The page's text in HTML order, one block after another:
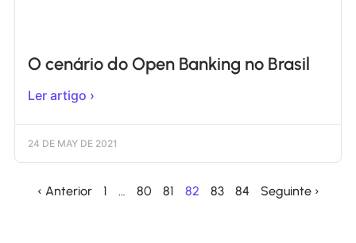
O cenário do Open Banking no Brasil
Ler artigo ›
24 DE MAY DE 2021
‹ Anterior 1 … 80 81 82 83 84 Seguinte ›